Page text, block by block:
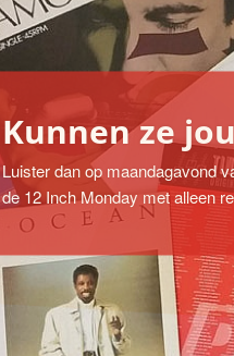
Kunnen ze
Luister dan op maandagavond
de 12 Inch Monday met alleen